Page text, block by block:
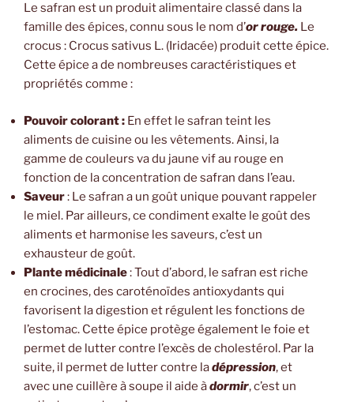
Le safran est un produit alimentaire classé dans la
famille des épices, connu sous le nom d’or rouge. Le
crocus : Crocus sativus L. (Iridacée) produit cette épice.
Cette épice a de nombreuses caractéristiques et
propriétés comme :
Pouvoir colorant : En effet le safran teint les
aliments de cuisine ou les vêtements. Ainsi, la
gamme de couleurs va du jaune vif au rouge en
fonction de la concentration de safran dans l’eau.
Saveur: Le safran a un goût unique pouvant rappeler
le miel. Par ailleurs, ce condiment exalte le goût des
aliments et harmonise les saveurs, c’est un
exhausteur de goût.
Plante médicinale: Tout d’abord, le safran est riche
en crocines, des caroténoïdes antioxydants qui
favorisent la digestion et régulent les fonctions de
l’estomac. Cette épice protège également le foie et
permet de lutter contre l’excès de cholestérol. Par la
suite, il permet de lutter contre ladépression, et
avec une cuillère à soupe il aide àdormir, c’est un